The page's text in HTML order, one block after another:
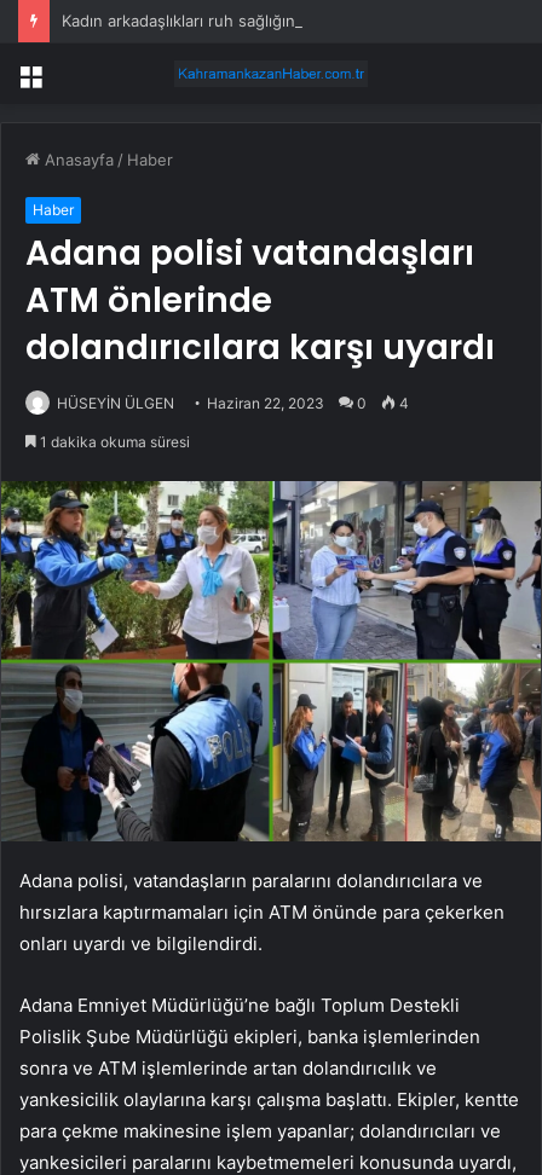
Kadın arkadaşlıkları ruh sağlığını güçlendiriyor
Menü
Anasayfa / Haber
Haber
Adana polisi vatandaşları
ATM önlerinde
dolandırıcılara karşı uyardı
HÜSEYİN ÜLGEN Haziran 22, 2023 0 4
1 dakika okuma süresi
Adana polisi, vatandaşların paralarını dolandırıcılara ve
hırsızlara kaptırmamaları için ATM önünde para çekerken
onları uyardı ve bilgilendirdi.
Adana Emniyet Müdürlüğü’ne bağlı Toplum Destekli
Polislik Şube Müdürlüğü ekipleri, banka işlemlerinden
sonra ve ATM işlemlerinde artan dolandırıcılık ve
yankesicilik olaylarına karşı çalışma başlattı. Ekipler, kentte
para çekme makinesine işlem yapanlar; dolandırıcıları ve
yankesicileri paralarını kaybetmemeleri konusunda uyardı,